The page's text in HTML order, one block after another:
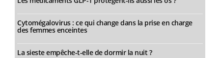
Cytomégalovirus : ce qui change dans la prise en charge
des femmes enceintes
La sieste empêche-t-elle de dormir la nuit ?